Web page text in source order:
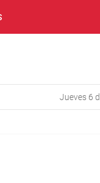
jueves 6